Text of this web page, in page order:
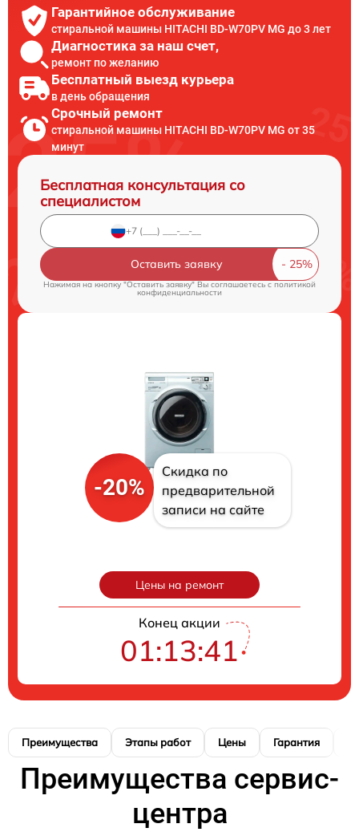
Гарантийное обслуживание
стиральной машины HITACHI BD-W70PV MG до 3 лет
Диагностика за наш счет,
ремонт по желанию
Бесплатный выезд курьера
в день обращения
Срочный ремонт
стиральной машины HITACHI BD-W70PV MG от 35
минут
Бесплатная консультация со
специалистом
Оставить заявку
Нажимая на кнопку "Оставить заявку" Вы соглашаетесь cполитикой
конфиденциальности
-20%
Скидка по
предварительной
записи на сайте
Цены на ремонт
Конец акции
01:13:40
Преимущества Этапы работ Цены Гарантия
Преимущества сервис-
центра